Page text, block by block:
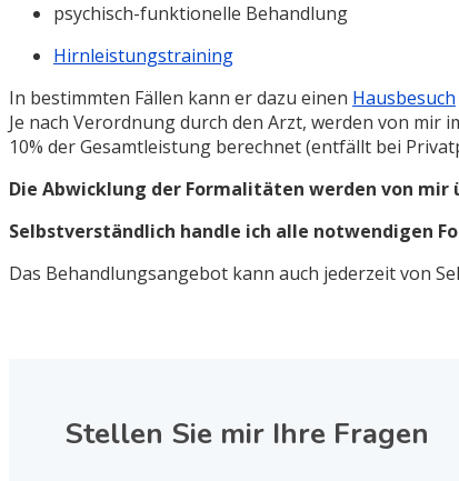
psychisch-funktionelle Behandlung
Hirnleistungstraining​
In bestimmten Fällen kann er dazu einen Hausbesuch
Je nach Verordnung durch den Arzt, werden von
10% der Gesamtleistung berechnet (entfällt bei
Die Abwicklung der Formalitäten werden von mir
Selbstverständlich handle ich alle notwendigen
Das Behandlungsangebot kann auch jederzeit von
Stellen Sie mir Ihre Fragen